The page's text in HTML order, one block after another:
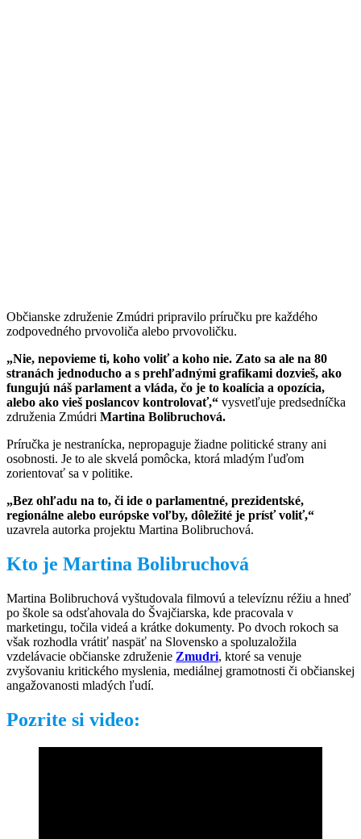
Občianske združenie Zmúdri pripravilo príručku pre každého
zodpovedného prvovoliča alebo prvovoličku.
„Nie, nepovieme ti, koho voliť a koho nie. Zato sa ale na 80
stranách jednoducho a s prehľadnými grafikami dozvieš, ako
fungujú náš parlament a vláda, čo je to koalícia a opozícia,
alebo ako vieš poslancov kontrolovať,“ vysvetľuje predsedníčka
združenia Zmúdri Martina Bolibruchová.
Príručka je nestranícka, nepropaguje žiadne politické strany ani
osobnosti. Je to ale skvelá pomôcka, ktorá mladým ľuďom
zorientovať sa v politike.
„Bez ohľadu na to, či ide o parlamentné, prezidentské,
regionálne alebo európske voľby, dôležité je prísť voliť,“
uzavrela autorka projektu Martina Bolibruchová.
Kto je Martina Bolibruchová
Martina Bolibruchová vyštudovala filmovú a televíznu réžiu a hneď
po škole sa odsťahovala do Švajčiarska, kde pracovala v
marketingu, točila videá a krátke dokumenty. Po dvoch rokoch sa
však rozhodla vrátiť naspäť na Slovensko a spoluzaložila
vzdelávacie občianske združenie Zmudri, ktoré sa venuje
zvyšovaniu kritického myslenia, mediálnej gramotnosti či občianskej
angažovanosti mladých ľudí.
Pozrite si video: